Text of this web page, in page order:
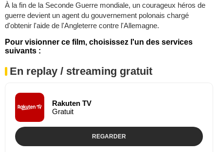
À la fin de la Seconde Guerre mondiale, un courageux héros de
guerre devient un agent du gouvernement polonais chargé
d'obtenir l'aide de l'Angleterre contre l'Allemagne.
Pour visionner ce film, choisissez l'un des services
suivants :
En replay / streaming gratuit
Rakuten TV
Gratuit
REGARDER